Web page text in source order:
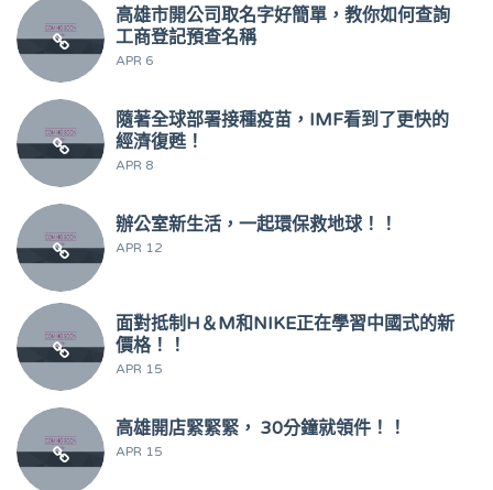
高雄市開公司取名字好簡單，教你如何查詢
工商登記預查名稱
APR 6
隨著全球部署接種疫苗，IMF看到了更快的
經濟復甦！
APR 8
辦公室新生活，一起環保救地球！！
APR 12
面對抵制H＆M和NIKE正在學習中國式的新
價格！！
APR 15
高雄開店緊緊緊， 30分鐘就領件！！
APR 15